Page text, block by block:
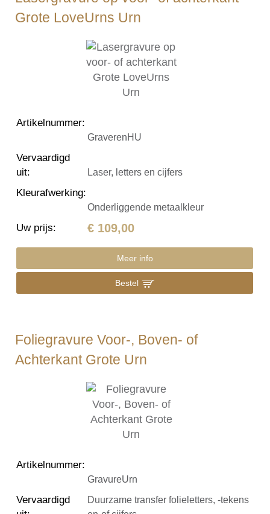
Grote LoveUrns Urn
Artikelnummer:
GraverenHU
Vervaardigd
uit: Laser, letters en cijfers
Kleurafwerking:
Onderliggende metaalkleur
Uw prijs: € 109,00
Meer info
Bestel
Foliegravure Voor-, Boven- of
Achterkant Grote Urn
Artikelnummer:
GravureUrn
Vervaardigd
Duurzame transfer folieletters, -tekens